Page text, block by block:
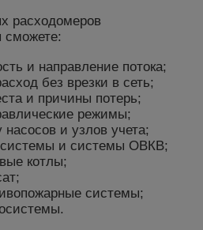
расходомеров
сможете:
и направление потока;
без врезки в сеть;
и причины потерь;
режимы;
насосов и узлов учета;
и системы ОВКВ;
котлы;
системы;